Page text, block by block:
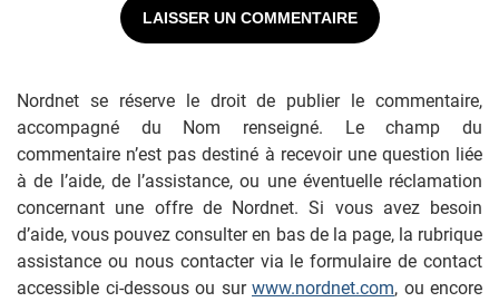
Nordnet se réserve le droit de publier le commentaire,
accompagné du Nom renseigné. Le champ du
commentaire n’est pas destiné à recevoir une question liée
à de l’aide, de l’assistance, ou une éventuelle réclamation
concernant une offre de Nordnet. Si vous avez besoin
d’aide, vous pouvez consulter en bas de la page, la rubrique
assistance ou nous contacter via le formulaire de contact
accessible ci-dessous ou sur www.nordnet.com, ou encore